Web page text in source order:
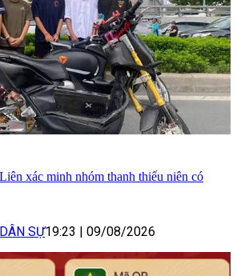
xác minh nhóm thanh thiếu niên có
SỰ19:23 09/08/2026